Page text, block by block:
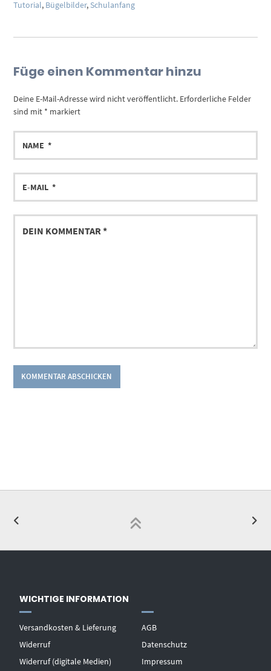
Tutorial, Bügelbilder, Schulanfang
Füge einen Kommentar hinzu
Deine E-Mail-Adresse wird nicht veröffentlicht. Erforderliche Felder
sind mit * markiert
NAME
E-
MAIL
DEIN
KOMMENTAR
WICHTIGE INFORMATION
Versandkosten & Lieferung
Widerruf
Widerruf (digitale Medien)
AGB
Datenschutz
Impressum